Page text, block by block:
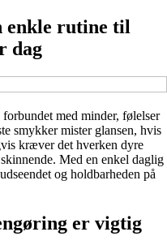
enkle rutine til
dag
med minder, følelser
smykker mister glansen, hvis
kræver det hverken dyre
Med en enkel daglig
og holdbarheden på
er vigtig